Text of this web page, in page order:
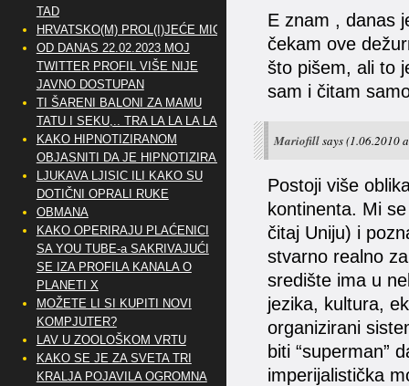
E znam , danas
čekam ove
što pišem, ali to
sam i čitam
Mariofillsays(1.06.2010
Postoji više
kontinenta. Mi
čitaj Uniju) i
stvarno realno
središte ima u
jezika, kultura,
organizirani
biti “superman”
imperijalistička
TAD
HRVATSKO(M) PROL(I)JEĆE MIG
OD DANAS 22.02.2023 MOJ
TWITTER PROFIL VIŠE NIJE
JAVNO DOSTUPAN
TI ŠARENI BALONI ZA MAMU
TATU I SEKU,.. TRA LA LA LA LA
KAKO HIPNOTIZIRANOM
OBJASNITI DA JE HIPNOTIZIRAN
LJUKAVA LJISIC ILI KAKO SU
DOTIČNI OPRALI RUKE
OBMANA
KAKO OPERIRAJU PLAĆENICI
SA YOU TUBE-a SAKRIVAJUĆI
SE IZA PROFILA KANALA O
PLANETI X
MOŽETE LI SI KUPITI NOVI
KOMPJUTER?
LAV U ZOOLOŠKOM VRTU
KAKO SE JE ZA SVETA TRI
KRALJA POJAVILA OGROMNA